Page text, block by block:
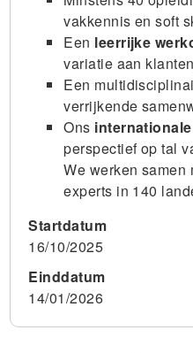
vakkennis en soft
Een leerrijke
variatie aan
Een
verrijkende
Ons
perspectief op tal
We werken samen
experts in 140
Startdatum
16/10/2025
Einddatum
14/01/2026